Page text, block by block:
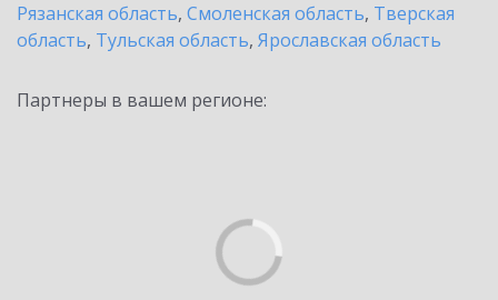
Рязанская область, Смоленская область, Тверская
область, Тульская область, Ярославская область
Партнеры в вашем регионе: